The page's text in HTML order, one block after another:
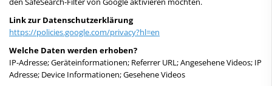
Link zur Datenschutzerklärung
https://policies.google.com/privacy?hl=en
Welche Daten werden erhoben?
IP-Adresse; Geräteinformationen; Referrer URL; Angesehene Videos; IP
Adresse; Device Informationen; Gesehene Videos